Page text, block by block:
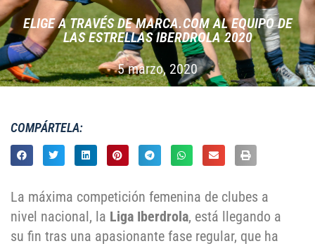
ELIGE A TRAVÉS DE MARCA.COM AL EQUIPO DE
LAS ESTRELLAS IBERDROLA 2020
5 marzo, 2020
COMPÁRTELA:
La máxima competición femenina de clubes a
nivel nacional, la Liga Iberdrola, está llegando a
su fin tras una apasionante fase regular, que ha